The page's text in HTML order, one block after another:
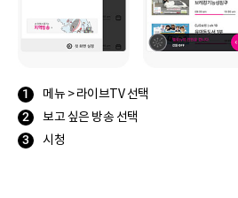
메뉴 > 라이브TV 선택
보고 싶은 방송 선택
시청